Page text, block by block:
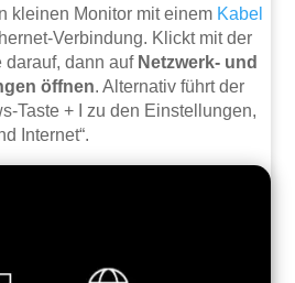
kleinen Monitor mit einem Kabel
Verbindung. Klickt mit der
darauf, dann auf Netzwerk- und
öffnen. Alternativ führt der
Taste + I zu den Einstellungen,
Internet“.